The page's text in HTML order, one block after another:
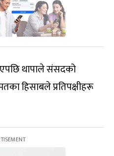
थापाले संसदको
हिसाबले प्रतिपक्षीहरू